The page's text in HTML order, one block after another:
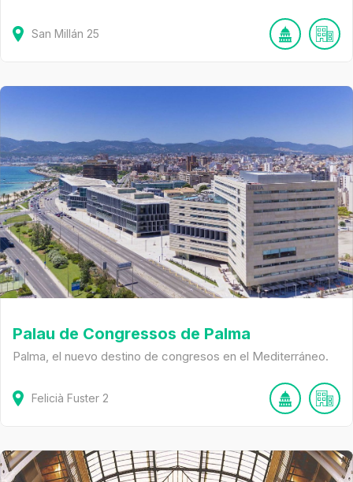
San Millán 25
Palau de Congressos de Palma
Palma, el nuevo destino de congresos en el Mediterráneo.
Felicià Fuster 2